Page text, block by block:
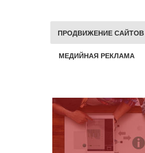
ПРОДВИЖЕНИЕ САЙТОВ
МЕДИЙНАЯ РЕКЛАМА